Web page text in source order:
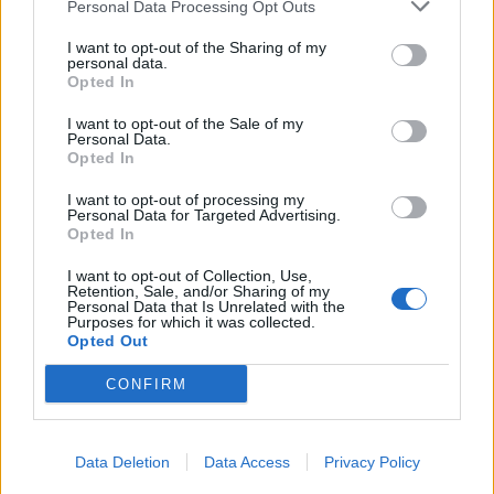
Personal Data Processing Opt Outs
I want to opt-out of the Sharing of my
personal data.
Opted In
I want to opt-out of the Sale of my
Personal Data.
Opted In
I want to opt-out of processing my
Personal Data for Targeted Advertising.
Opted In
I want to opt-out of Collection, Use,
Retention, Sale, and/or Sharing of my
Personal Data that Is Unrelated with the
Purposes for which it was collected.
Opted Out
CONFIRM
Data Deletion Data Access Privacy Policy
που κατέκτησε τα πλατό, τα
καλλιστεία και τις καρδιές μας
GOSSIP SPECIALS
8 Αυγούστου 2017: Σαν σήμερα
Αρλέτας
Γιώργος Κουβαράς: «Θα παραμείνω
δημοσιογράφος που τραγουδάει...» -
Η συνεργασία με τον Σαββιδάκη
SHOWBIZ
Σέρρες: «Δεν ήταν μόνο η ταχύτητα» – Η ανάλυση